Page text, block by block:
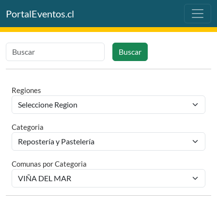
PortalEventos.cl
Buscar
Regiones
Categoria
Comunas por Categoria